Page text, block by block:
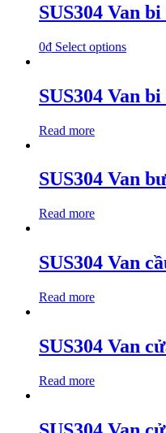
SUS304 Van
0₫ Select options
SUS304 Van
Read more
SUS304 Van
Read more
SUS304 Van
Read more
SUS304 Van
Read more